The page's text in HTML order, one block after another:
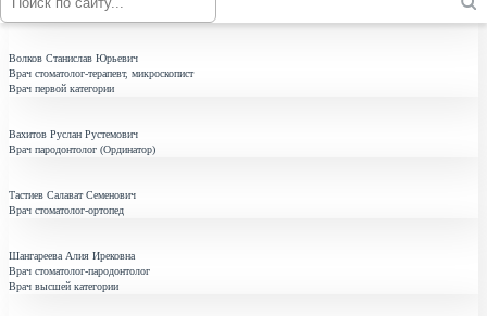
Врач стоматолог-терапевт, микроскопист
Волков Станислав Юрьевич
Врач стоматолог-терапевт, микроскопист
Врач первой категории
Вахитов Руслан Рустемович
Врач пародонтолог (Ординатор)
Тастиев Салават Семенович
Врач стоматолог-ортопед
Шангареева Алия Ирековна
Врач стоматолог-пародонтолог
Врач высшей категории